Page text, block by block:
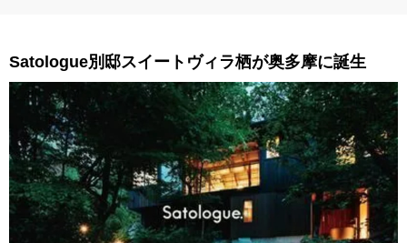
Satologue別邸スイートヴィラ栖が奥多摩に誕生